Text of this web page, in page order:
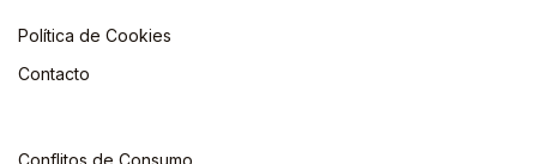
Política de Cookies
Contacto
Conflitos de Consumo